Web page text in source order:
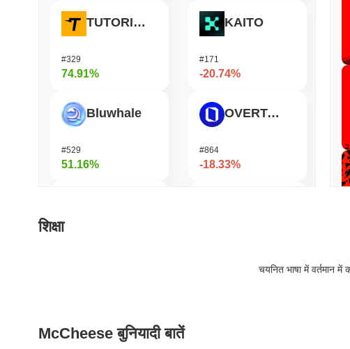
TUTORIAL
#329
74.91%
Bluwhale
#529
51.16%
#361
KAITO
#171
-20.74%
OVERTAKE
#864
-18.33%
शिक्षा
चयनित भाषा में वर्तमान
McCheese बुनियादी बातें